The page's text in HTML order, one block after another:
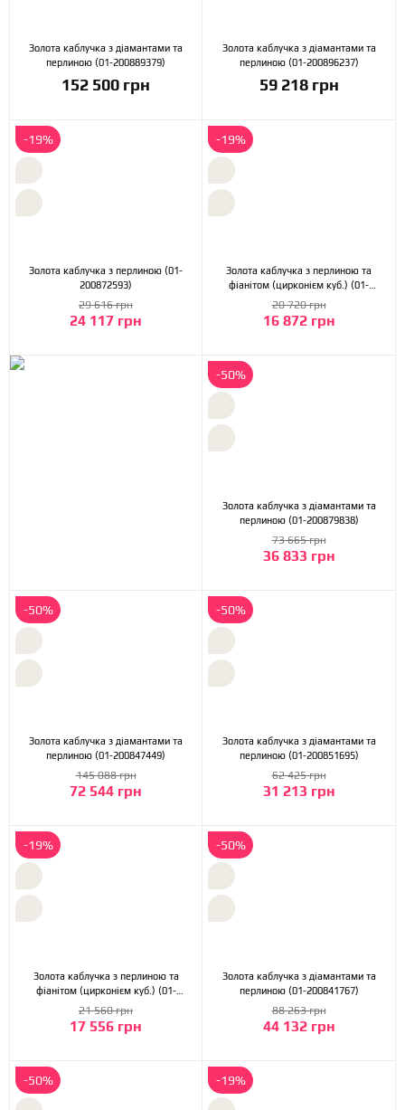
Золота каблучка з діамантами та
перлиною (01-200889379)
152 500 грн
Золота каблучка з діамантами та
перлиною (01-200896237)
59 218 грн
-19%
Золота каблучка з перлиною (01-
200872593)
24 117 грн
29 616 грн
-19%
Золота каблучка з перлиною та
фіанітом (цирконієм куб.) (01-
200865137)
16 872 грн
20 720 грн
-50%
Золота каблучка з діамантами та
перлиною (01-200879838)
36 833 грн
73 665 грн
-50%
Золота каблучка з діамантами та
перлиною (01-200847449)
72 544 грн
145 088 грн
-50%
Золота каблучка з діамантами та
перлиною (01-200851695)
31 213 грн
62 425 грн
-19%
Золота каблучка з перлиною та
фіанітом (цирконієм куб.) (01-
200851677)
17 556 грн
21 560 грн
-50%
Золота каблучка з діамантами та
перлиною (01-200841767)
44 132 грн
88 263 грн
-50% -19%